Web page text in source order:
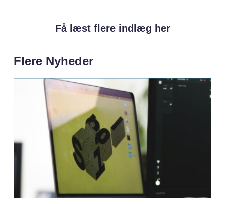
Få læst flere indlæg her
Flere Nyheder